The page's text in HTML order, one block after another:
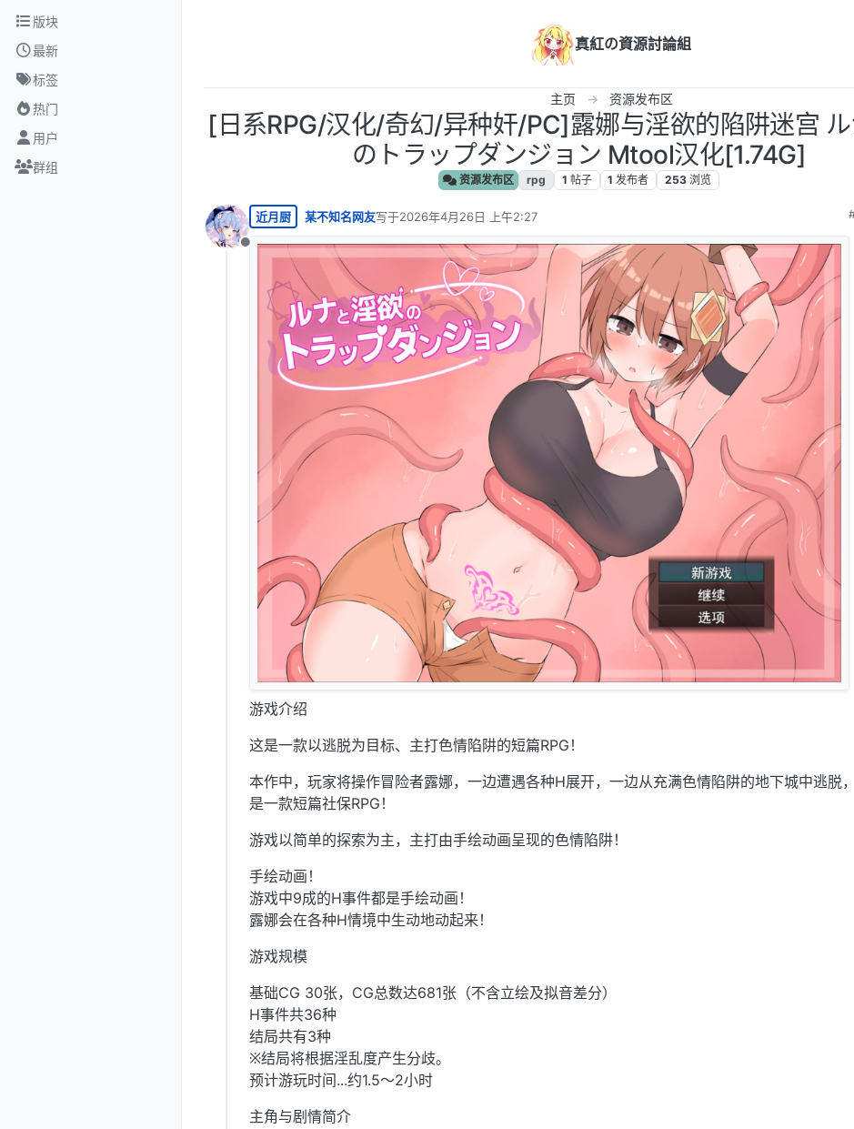
跳转至内容
版块
最新
标签
热门
用户
群组
真紅の資源討論組
主页 资源发布区
[日系RPG/汉化/奇幻/异种奸/PC]露娜与淫欲的陷阱迷宫
のトラップダンジョン Mtool汉化[1.74G]
资源发布区 rpg 1 帖子 1 发布者 253 浏览
离线
近月厨 某不知名网友写于2026年4月26日 上午2:27
最后由 编辑
游戏介绍
这是一款以逃脱为目标、主打色情陷阱的短篇RPG！
本作中，玩家将操作冒险者露娜，一边遭遇各种H展开，一边从充满色情陷阱的地下城中逃脱，
是一款短篇社保RPG！
游戏以简单的探索为主，主打由手绘动画呈现的色情陷阱！
手绘动画！
游戏中9成的H事件都是手绘动画！
露娜会在各种H情境中生动地动起来！
游戏规模
基础CG 30张，CG总数达681张（不含立绘及拟音差分）
H事件共36种
结局共有3种
※结局将根据淫乱度产生分歧。
预计游玩时间...约1.5～2小时
主角与剧情简介